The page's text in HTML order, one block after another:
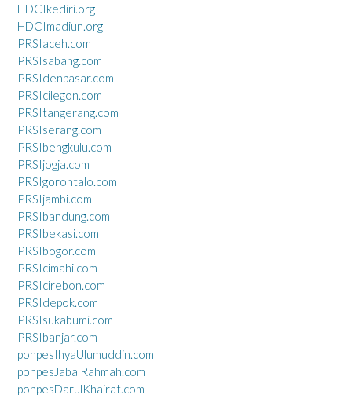
HDCIkediri.org
HDCImadiun.org
PRSIaceh.com
PRSIsabang.com
PRSIdenpasar.com
PRSIcilegon.com
PRSItangerang.com
PRSIserang.com
PRSIbengkulu.com
PRSIjogja.com
PRSIgorontalo.com
PRSIjambi.com
PRSIbandung.com
PRSIbekasi.com
PRSIbogor.com
PRSIcimahi.com
PRSIcirebon.com
PRSIdepok.com
PRSIsukabumi.com
PRSIbanjar.com
ponpesIhyaUlumuddin.com
ponpesJabalRahmah.com
ponpesDarulKhairat.com